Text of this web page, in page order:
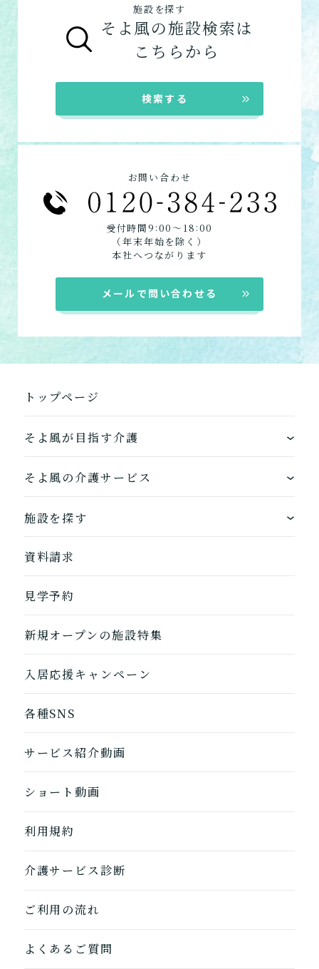
グループホームの特徴
シニア向けマンションの特徴
サービス付き高齢者向け住宅
グループホーム
ショートステイ
定期巡回
居宅介護支援
施設を探す
そよ風の施設検索は
こちらから
検索する
お問い合わせ
受付時間9 :00〜18 :00
（年末年始を除く）
本社へつながります
メールで問い合わせる
トップページ
そよ風が目指す介護
ワンストップサービス
できるを増やす介護サービス
お客様に選ばれるできたてのお食事
そよ風の介護サービス
ホームに入居する
自宅から通う
自宅に来てもらう
施設を探す
地図から探す
自宅から通う/来てもらう
資料請求
見学予約
新規オープンの施設特集
入居応援キャンペーン
各種SNS
サービス紹介動画
ショート動画
利用規約
介護サービス診断
ご利用の流れ
よくあるご質問